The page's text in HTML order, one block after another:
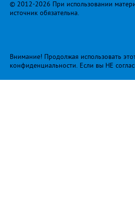
© 2012-2026 При использовании
источник обязательна.
Внимание! Продолжая использовать
конфиденциальности. Если вы НЕ